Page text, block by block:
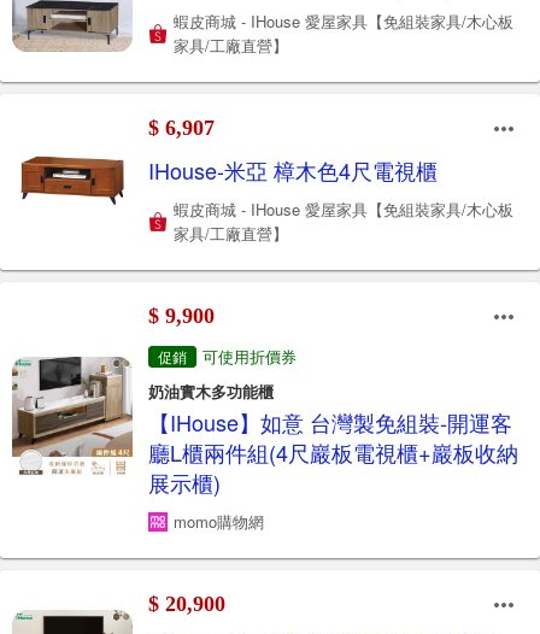
蝦皮商城 - IHouse 愛屋家具【免組裝家具/木心板
家具/工廠直營】
$ 6,907
IHouse-米亞 樟木色4尺電視櫃
蝦皮商城 - IHouse 愛屋家具【免組裝家具/木心板
家具/工廠直營】
$ 9,900
促銷
可使用折價券
奶油實木多功能櫃
【IHouse】如意 台灣製免組裝-開運客
廳L櫃兩件組(4尺巖板電視櫃+巖板收納
展示櫃)
momo購物網
$ 20,900